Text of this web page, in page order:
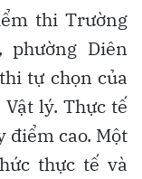
thi Trường
phường Diên
tự chọn của
lý. Thực tế
điểm cao. Một
thực tế và